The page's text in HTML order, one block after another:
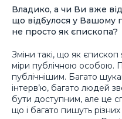
Владико, а чи Ви вже
що відбулося у Вашому
не просто як єпископа?
Зміни такі, що як
міри публічною особою.
публічнішим. Багато
інтерв’ю, багато людей
бути доступним, але це
що і багато пишуть